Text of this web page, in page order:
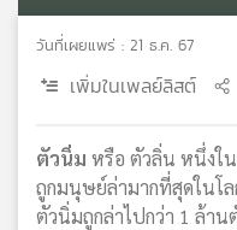
บี
เอส
วิทยุ
เครือ
ข่าย
วันที่เผยแพร่ : 21 ธ.ค. 67
เพิ่มในเพลย์ลิสต์
ตัวนิ่ม หรือ ตัวลิ่น หนึ่งใ
ถูกมนุษย์ล่ามากที่สุดในโล
ตัวนิ่มถูกล่าไปกว่า 1 ล้า